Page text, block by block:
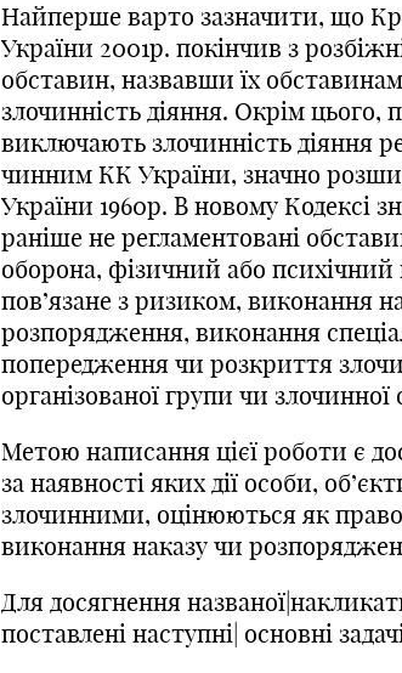
Найперше варто зазначити, що
України 2001р. покінчив з
обставин, назвавши їх
злочинність діяння. Окрім цього,
виключають злочинність діяння
чинним КК України, значно
України 1960р. В новому Кодексі
раніше не регламентовані
оборона, фізичний або психічний
пов’язане з ризиком, виконання
розпорядження, виконання
попередження чи розкриття
організованої групи чи злочинної
Метою написання цієї роботи є
за наявності яких дії особи,
злочинними, оцінюються як
виконання наказу чи
Для досягнення
поставлені наступні| основні